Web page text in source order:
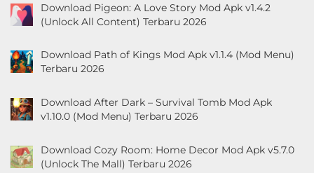
Download Pigeon: A Love Story Mod Apk v1.4.2
(Unlock All Content) Terbaru 2026
Download Path of Kings Mod Apk v1.1.4 (Mod Menu)
Terbaru 2026
Download After Dark – Survival Tomb Mod Apk
v1.10.0 (Mod Menu) Terbaru 2026
Download Cozy Room: Home Decor Mod Apk v5.7.0
(Unlock The Mall) Terbaru 2026